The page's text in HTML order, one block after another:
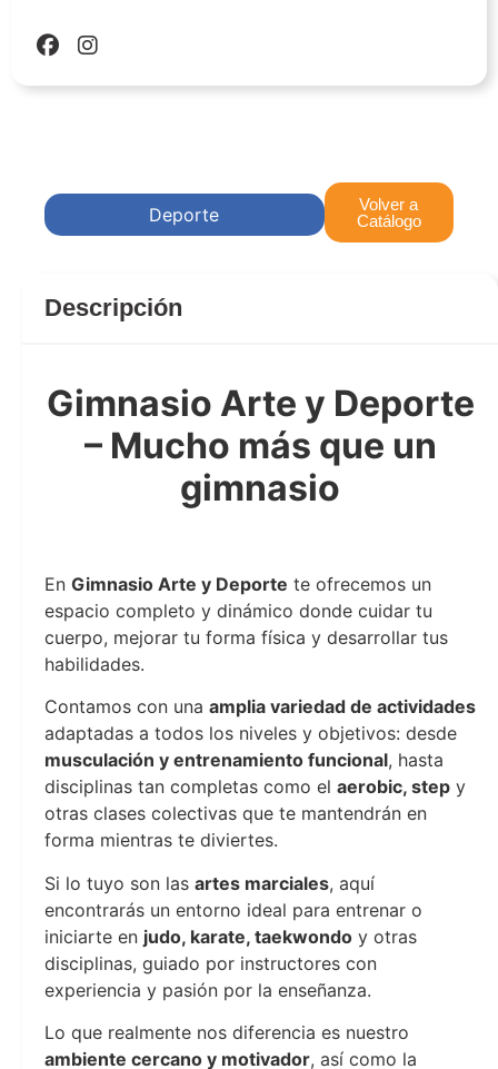
Deporte
Volver a
Catálogo
Descripción
Gimnasio Arte y Deporte
– Mucho más que un
gimnasio
En Gimnasio Arte y Deporte te ofrecemos un
espacio completo y dinámico donde cuidar tu
cuerpo, mejorar tu forma física y desarrollar tus
habilidades.
Contamos con una amplia variedad de actividades
adaptadas a todos los niveles y objetivos: desde
musculación y entrenamiento funcional, hasta
disciplinas tan completas como el aerobic, step y
otras clases colectivas que te mantendrán en
forma mientras te diviertes.
Si lo tuyo son las artes marciales, aquí
encontrarás un entorno ideal para entrenar o
iniciarte en judo, karate, taekwondo y otras
disciplinas, guiado por instructores con
experiencia y pasión por la enseñanza.
Lo que realmente nos diferencia es nuestro
ambiente cercano y motivador, así como la